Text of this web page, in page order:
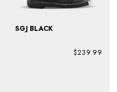
SGJ BLACK
$239.99